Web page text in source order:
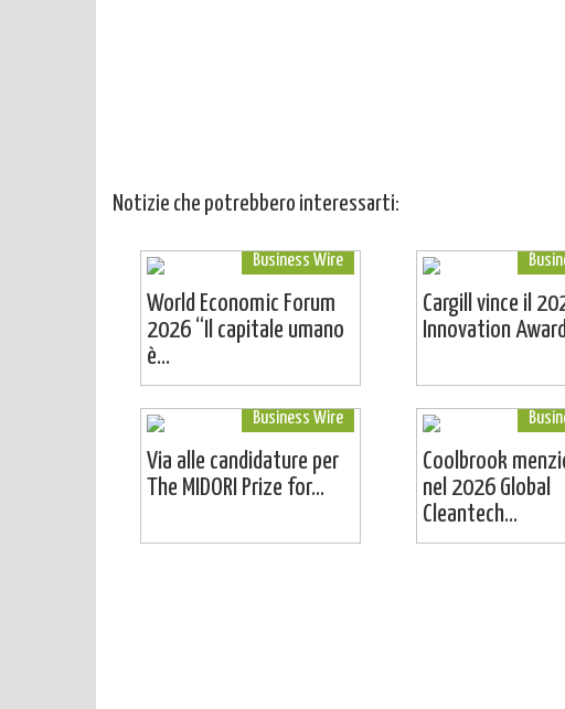
Notizie che potrebbero interessarti:
Business Wire
World Economic Forum
2026 “Il capitale umano
è...
Cargill vince il
Innovation Award
Business Wire
Via alle candidature per
The MIDORI Prize for...
Coolbrook
nel 2026 Global
Cleantech...